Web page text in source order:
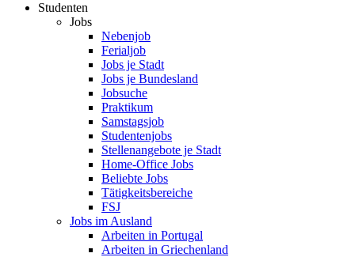
Studenten
Jobs
Nebenjob
Ferialjob
Jobs je Stadt
Jobs je Bundesland
Jobsuche
Praktikum
Samstagsjob
Studentenjobs
Stellenangebote je Stadt
Home-Office Jobs
Beliebte Jobs
Tätigkeitsbereiche
FSJ
Jobs im Ausland
Arbeiten in Portugal
Arbeiten in Griechenland